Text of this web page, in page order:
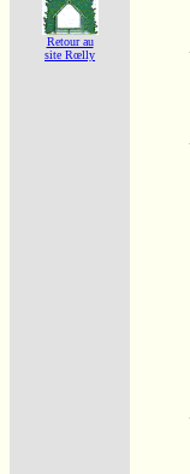
Retour au
site Rœlly